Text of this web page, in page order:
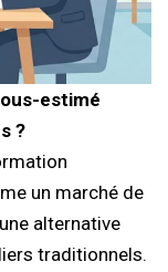
estimé
?
un marché de
alternative
traditionnels.